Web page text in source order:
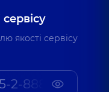
якості сервісу
2-888